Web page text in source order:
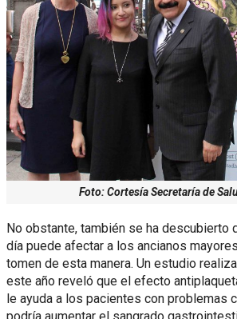
Foto: Cortesía Secretaría de
No obstante, también se ha descubierto
día puede afectar a los ancianos
tomen de esta manera. Un estudio
este año reveló que el efecto
le ayuda a los pacientes con problemas